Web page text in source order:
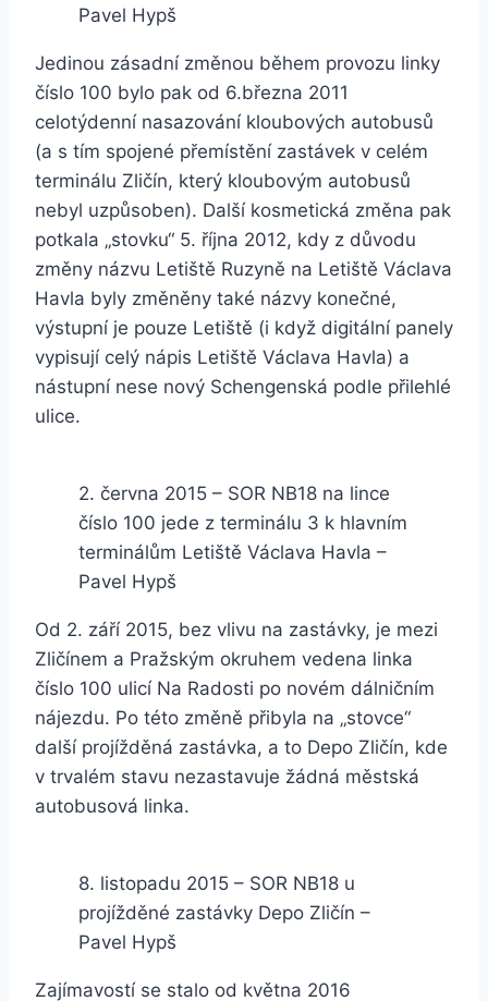
Pavel Hypš
Jedinou zásadní změnou během provozu linky
číslo 100 bylo pak od 6.března 2011
celotýdenní nasazování kloubových autobusů
(a s tím spojené přemístění zastávek v celém
terminálu Zličín, který kloubovým autobusů
nebyl uzpůsoben). Další kosmetická změna pak
potkala „stovku“ 5. října 2012, kdy z důvodu
změny názvu Letiště Ruzyně na Letiště Václava
Havla byly změněny také názvy konečné,
výstupní je pouze Letiště (i když digitální panely
vypisují celý nápis Letiště Václava Havla) a
nástupní nese nový Schengenská podle přilehlé
ulice.
2. června 2015 – SOR NB18 na lince
číslo 100 jede z terminálu 3 k hlavním
terminálům Letiště Václava Havla –
Pavel Hypš
Od 2. září 2015, bez vlivu na zastávky, je mezi
Zličínem a Pražským okruhem vedena linka
číslo 100 ulicí Na Radosti po novém dálničním
nájezdu. Po této změně přibyla na „stovce“
další projížděná zastávka, a to Depo Zličín, kde
v trvalém stavu nezastavuje žádná městská
autobusová linka.
8. listopadu 2015 – SOR NB18 u
projížděné zastávky Depo Zličín –
Pavel Hypš
Zajímavostí se stalo od května 2016